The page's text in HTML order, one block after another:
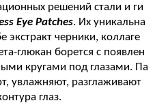
решений стали и ги
Eye Patches. Их уникальна
экстракт черники, коллаге
глюкан борется с появлен
кругами под глазами. Па
увлажняют, разглаживают
глаз.